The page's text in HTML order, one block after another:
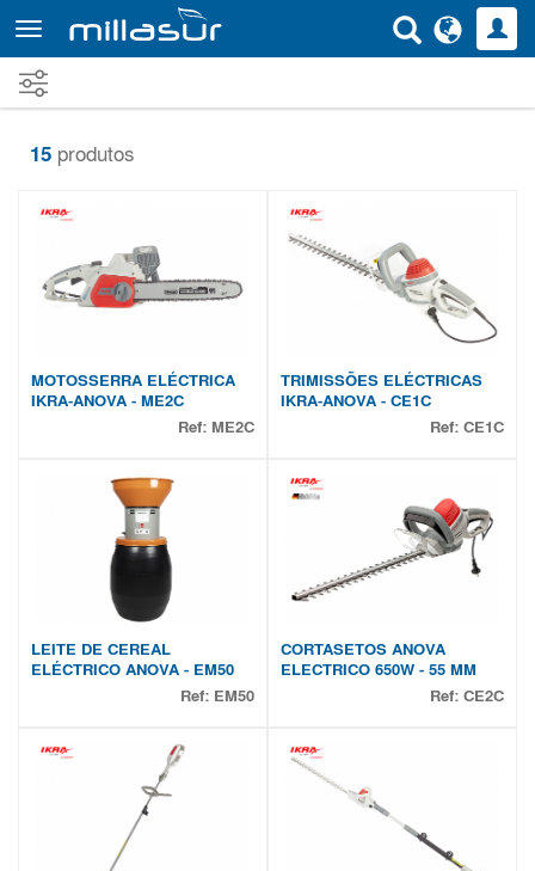
para
o
conteúdo
principal
15 produtos
MOTOSSERRA ELÉCTRICA
IKRA-ANOVA - ME2C
Ref: ME2C
TRIMISSÕES ELÉCTRICAS
IKRA-ANOVA - CE1C
Ref: CE1C
LEITE DE CEREAL
ELÉCTRICO ANOVA - EM50
Ref: EM50
CORTASETOS ANOVA
ELECTRICO 650W - 55 MM
Ref: CE2C